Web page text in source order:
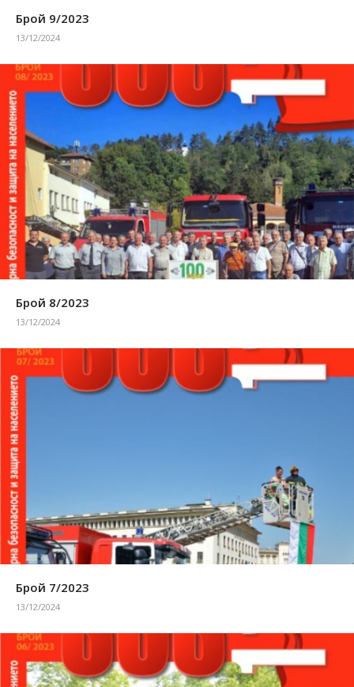
Брой 9/2023
13/12/2024
Брой 8/2023
13/12/2024
Брой 7/2023
13/12/2024